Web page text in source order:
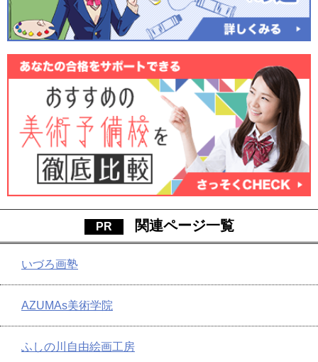
関連ページ一覧
いづろ画塾
AZUMAs美術学院
ふしの川自由絵画工房